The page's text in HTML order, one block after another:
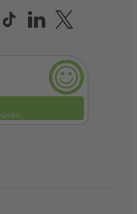
Sie uns auf
Sie uns auf
Folgen Sie uns
Folgen Sie
Folgen